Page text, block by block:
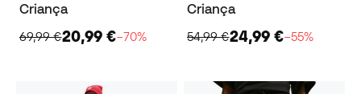
Criança
69,99 €20,99 €−70%
Criança
54,99 €24,99 €−55%